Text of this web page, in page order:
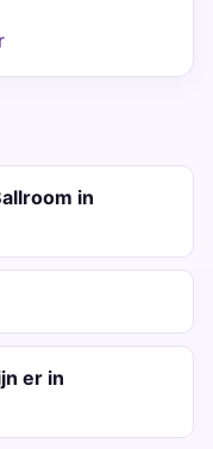
in
er in